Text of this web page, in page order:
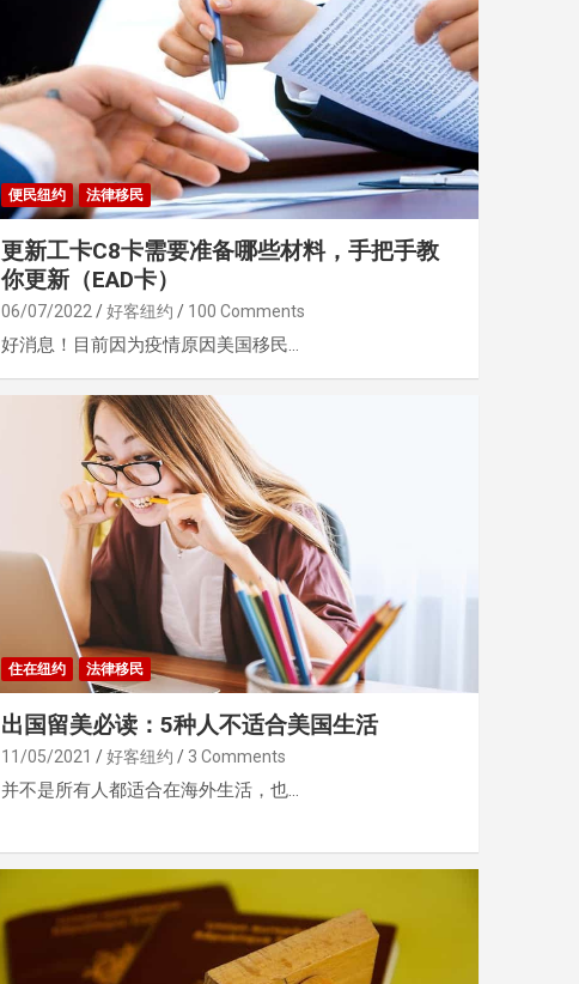
便民纽约 法律移民
更新工卡C8卡需要准备哪些材料，手把手教
你更新（EAD卡）
06/07/2022 好客纽约 100 Comments
好消息！目前因为疫情原因美国移民…
住在纽约 法律移民
出国留美必读：5种人不适合美国生活
11/05/2021 好客纽约 3 Comments
并不是所有人都适合在海外生活，也…